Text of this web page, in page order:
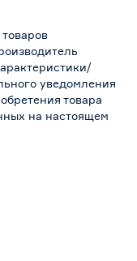
уведомления
товара
на настоящем